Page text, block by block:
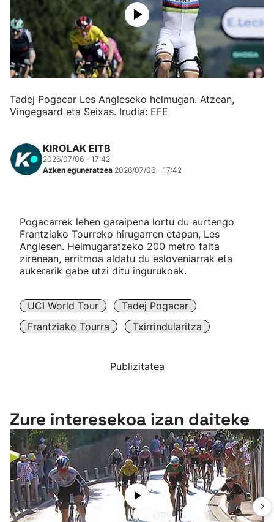
Herri-kirolak
Eskubaloia
Atletismoa
Mendi-lasterketak
"Helmuga"
Tadej Pogacar Les Angleseko helmugan. Atzean,
Vingegaard eta Seixas. Irudia: EFE
KIROLAK EITB
2026/07/06 - 17:42
Azken eguneratzea 2026/07/06 - 17:42
Pogacarrek lehen garaipena lortu du aurtengo
Frantziako Tourreko hirugarren etapan, Les
Anglesen. Helmugaratzeko 200 metro falta
zirenean, erritmoa aldatu du esloveniarrak eta
aukerarik gabe utzi ditu ingurukoak.
UCI World Tour
Tadej Pogacar
Frantziako Tourra
Txirrindularitza
Publizitatea
Zure interesekoa izan daiteke